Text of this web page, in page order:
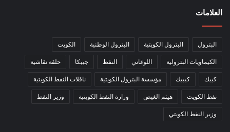
العلامات
البترول البترول الكويتية البترول الوطنية الكويت
الكيماويات البترولية اللوغاني النفط جيبكا حلقة نقاشية
كيبك كيبيك مؤسسة البترول الكويتية ناقلات النفط الكويتية
نفط الكويت هيثم الغيص وزارة النفط الكويتية وزير النفط
وزير النفط الكويتي